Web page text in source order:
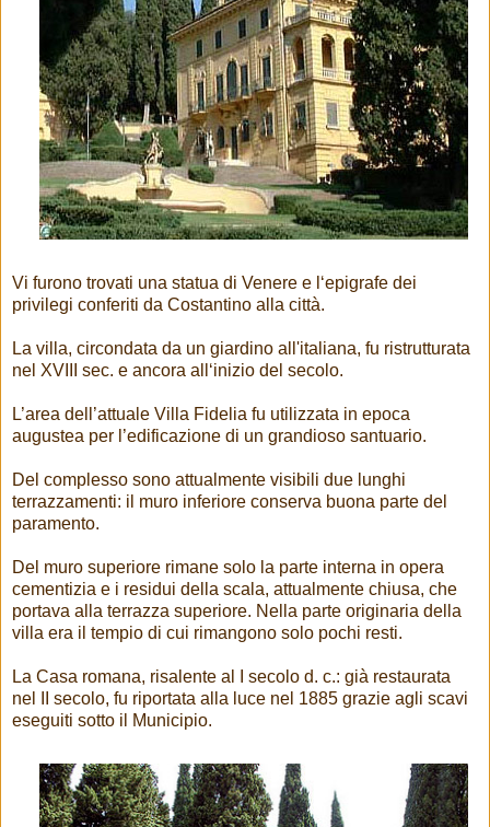
Vi furono trovati una statua di Venere e l‘epigrafe dei
privilegi conferiti da Costantino alla città.
La villa, circondata da un giardino all'italiana, fu ristrutturata
nel XVIII sec. e ancora all‘inizio del secolo.
L’area dell’attuale Villa Fidelia fu utilizzata in epoca
augustea per l’edificazione di un grandioso santuario.
Del complesso sono attualmente visibili due lunghi
terrazzamenti: il muro inferiore conserva buona parte del
paramento.
Del muro superiore rimane solo la parte interna in opera
cementizia e i residui della scala, attualmente chiusa, che
portava alla terrazza superiore. Nella parte originaria della
villa era il tempio di cui rimangono solo pochi resti.
La Casa romana, risalente al I secolo d. c.: già restaurata
nel II secolo, fu riportata alla luce nel 1885 grazie agli scavi
eseguiti sotto il Municipio.